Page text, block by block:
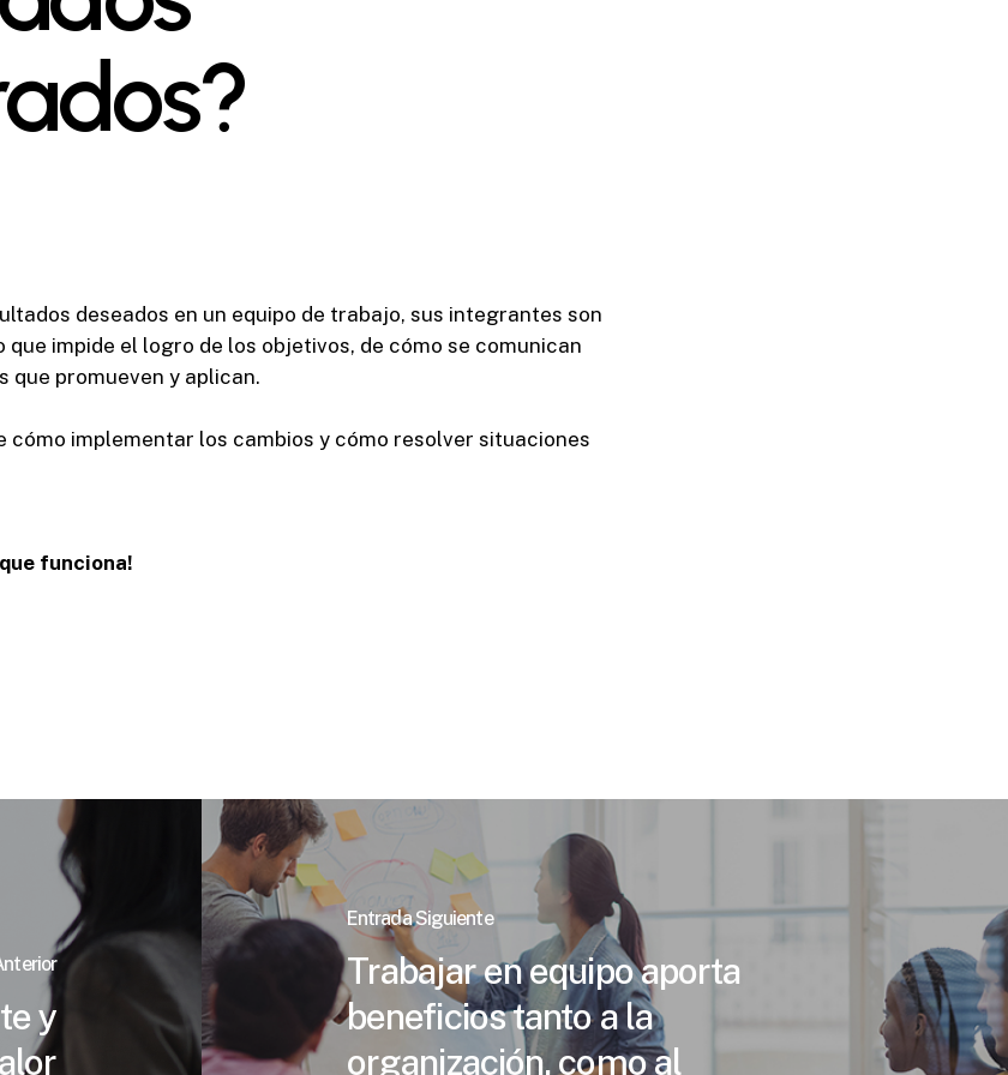
deseados en un equipo de trabajo, sus integrantes son
impide el logro de los objetivos, de cómo se comunican
que promueven y aplican.
cómo implementar los cambios y cómo resolver situaciones
funciona!
y
Entrada Siguiente
Trabajar en equipo aporta
beneficios tanto a la
organización, como al